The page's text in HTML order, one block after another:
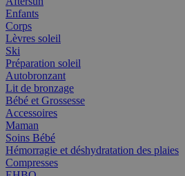
Enfants
Corps
Lèvres soleil
Ski
Préparation soleil
Autobronzant
Lit de bronzage
Bébé et Grossesse
Accessoires
Maman
Soins Bébé
Hémorragie et déshydratation des plaies
Compresses